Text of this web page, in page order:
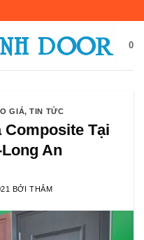
0
GIÁ,TIN TỨC
Tại
An
BỞITHẮM